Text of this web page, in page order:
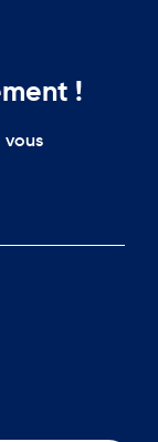
!
vous